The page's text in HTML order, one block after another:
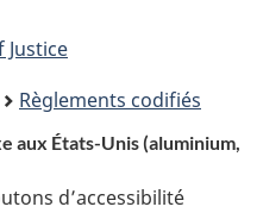
Règlements codifiés
aux États-Unis (aluminium,
d’accessibilité